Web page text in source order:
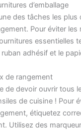
d’emballage
des tâches les
Pour éviter
essentielles
adhésif et le
de rangement
de devoir ouvrir tous
de cuisine ! Pour
étiquetez
Utilisez des